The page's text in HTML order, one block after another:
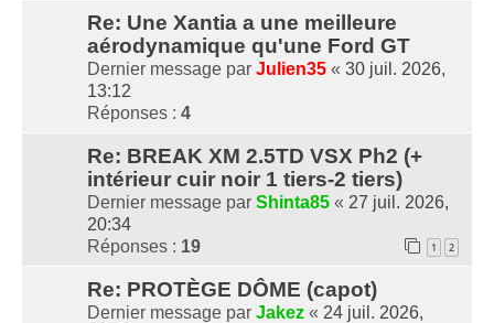
Re: Une Xantia a une meilleure
aérodynamique qu'une Ford GT
Dernier message par Julien35 « 30 juil. 2026,
13:12
Réponses : 4
Re: BREAK XM 2.5TD VSX Ph2 (+
intérieur cuir noir 1 tiers-2 tiers)
Dernier message par Shinta85 « 27 juil. 2026,
20:34
Réponses : 19 1 2
Re: PROTÈGE DÔME (capot)
Dernier message par Jakez « 24 juil. 2026,